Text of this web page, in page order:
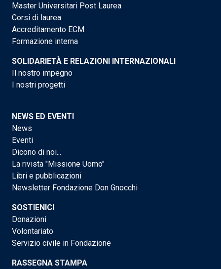
Master Universitari Post Laurea
Corsi di laurea
Accreditamento ECM
Formazione interna
SOLIDARIETÀ E RELAZIONI INTERNAZIONALI
Il nostro impegno
I nostri progetti
NEWS ED EVENTI
News
Eventi
Dicono di noi...
La rivista "Missione Uomo"
Libri e pubblicazioni
Newsletter Fondazione Don Gnocchi
SOSTIENICI
Donazioni
Volontariato
Servizio civile in Fondazione
RASSEGNA STAMPA